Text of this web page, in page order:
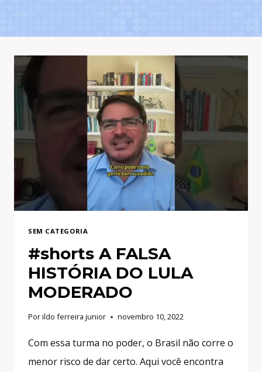
SEM CATEGORIA
#shorts A FALSA
HISTÓRIA DO LULA
MODERADO
Porildo ferreira junior novembro 10, 2022
Com essa turma no poder, o Brasil não corre o
menor risco de dar certo. Aqui você encontra